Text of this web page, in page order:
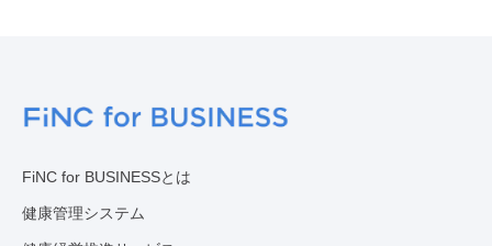
FiNC for BUSINESSとは
健康管理システム